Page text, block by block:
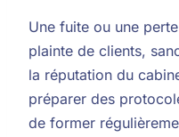
Une fuite ou une
plainte de clients,
la réputation du
préparer des
de former